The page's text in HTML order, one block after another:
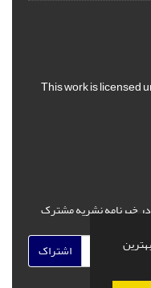
This work is licensed
در خبرنامه نشریه مشترک
اشتراک